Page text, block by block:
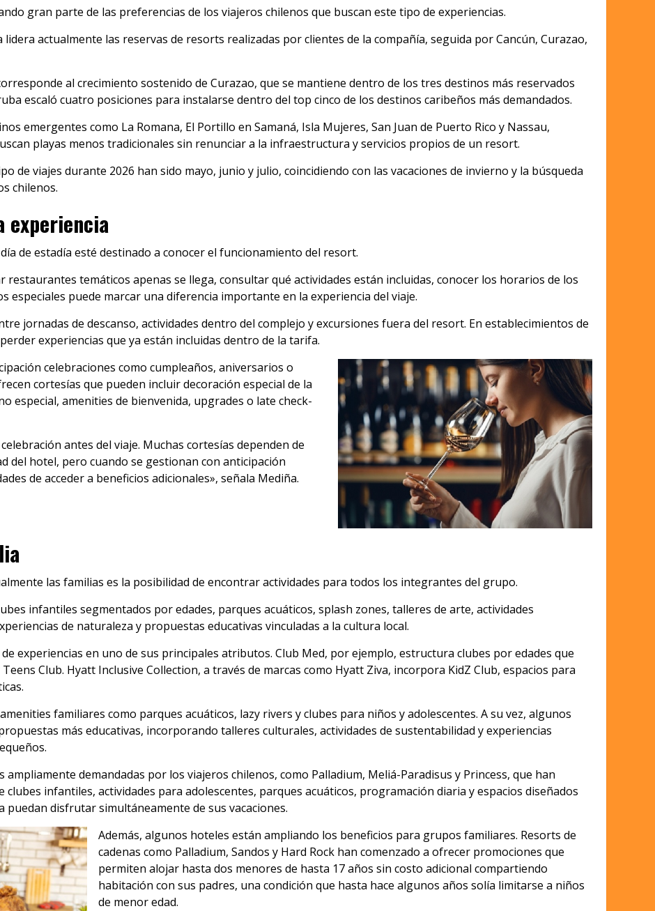
gran parte de las preferencias de los viajeros chilenos que buscan este tipo de experiencias.
lidera actualmente las reservas de resorts realizadas por clientes de la compañía, seguida por Cancún, Curazao,
al crecimiento sostenido de Curazao, que se mantiene dentro de los tres destinos más reservados
escaló cuatro posiciones para instalarse dentro del top cinco de los destinos caribeños más demandados.
emergentes como La Romana, El Portillo en Samaná, Isla Mujeres, San Juan de Puerto Rico y Nassau,
playas menos tradicionales sin renunciar a la infraestructura y servicios propios de un resort.
de viajes durante 2026 han sido mayo, junio y julio, coincidiendo con las vacaciones de invierno y la búsqueda
chilenos.
experiencia
de estadía esté destinado a conocer el funcionamiento del resort.
restaurantes temáticos apenas se llega, consultar qué actividades están incluidas, conocer los horarios de los
puede marcar una diferencia importante en la experiencia del viaje.
jornadas de descanso, actividades dentro del complejo y excursiones fuera del resort. En establecimientos de
experiencias que ya están incluidas dentro de la tarifa.
celebraciones como cumpleaños, aniversarios o
cortesías que pueden incluir decoración especial de la
especial, amenities de bienvenida, upgrades o late check-
antes del viaje. Muchas cortesías dependen de
del hotel, pero cuando se gestionan con anticipación
de acceder a beneficios adicionales», señala Mediña.
las familias es la posibilidad de encontrar actividades para todos los integrantes del grupo.
infantiles segmentados por edades, parques acuáticos, splash zones, talleres de arte, actividades
de naturaleza y propuestas educativas vinculadas a la cultura local.
experiencias en uno de sus principales atributos. Club Med, por ejemplo, estructura clubes por edades que
Club. Hyatt Inclusive Collection, a través de marcas como Hyatt Ziva, incorpora KidZ Club, espacios para
familiares como parques acuáticos, lazy rivers y clubes para niños y adolescentes. A su vez, algunos
más educativas, incorporando talleres culturales, actividades de sustentabilidad y experiencias
ampliamente demandadas por los viajeros chilenos, como Palladium, Meliá-Paradisus y Princess, que han
infantiles, actividades para adolescentes, parques acuáticos, programación diaria y espacios diseñados
disfrutar simultáneamente de sus vacaciones.
Además, algunos hoteles están ampliando los beneficios para grupos familiares. Resorts de
cadenas como Palladium, Sandos y Hard Rock han comenzado a ofrecer promociones que
permiten alojar hasta dos menores de hasta 17 años sin costo adicional compartiendo
habitación con sus padres, una condición que hasta hace algunos años solía limitarse a niños
de menor edad.